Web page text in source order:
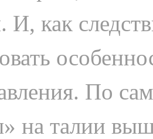
И, как
По
на талии